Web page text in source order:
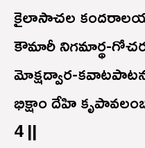
కైలాసాచల
కౌమారీ నిగమార్థ-
మోక్షద్వార-
భిక్షాం దేహి
4 ||